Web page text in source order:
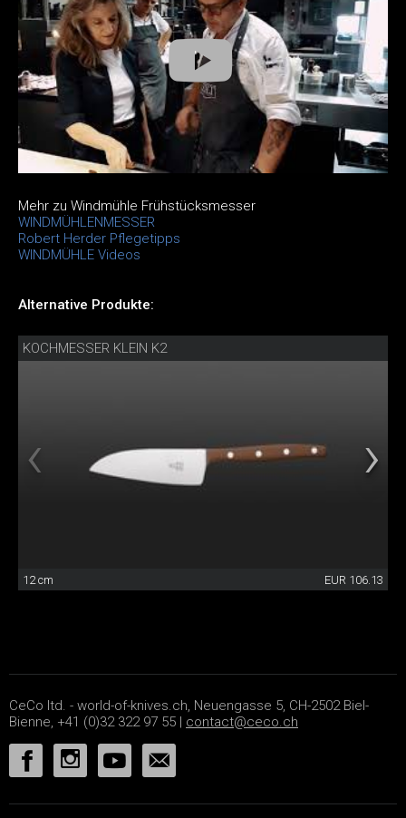
Mehr zu Windmühle Frühstücksmesser
WINDMÜHLENMESSER
Robert Herder Pflegetipps
WINDMÜHLE Videos
Alternative Produkte:
KOCHMESSER KLEIN K2
12 cm EUR 106.13
CeCo ltd. - world-of-knives.ch, Neuengasse 5, CH-2502 Biel-
Bienne, +41 (0)32 322 97 55 | contact@ceco.ch